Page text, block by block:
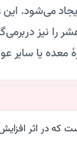
می‌شود. این
نیز
معده یا سایر
که در اثر